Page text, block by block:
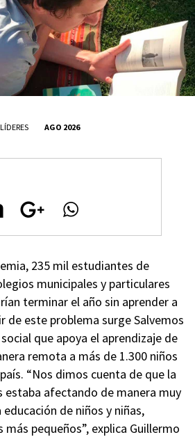
LÍDERES AGO 2026
235 mil estudiantes de
municipales y particulares
terminar el año sin aprender a
de este problema surge Salvemos
que apoya el aprendizaje de
remota a más de 1.300 niños
“Nos dimos cuenta de que la
estaba afectando de manera muy
educación de niños y niñas,
pequeños”, explica Guillermo